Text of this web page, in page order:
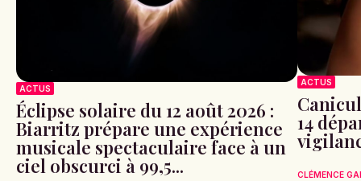
ACTUS
Éclipse solaire du 12 août 2026 :
Biarritz prépare une expérience
musicale spectaculaire face à un
ciel obscurci à 99,5...
ACTUS
14
CLÉMENCE